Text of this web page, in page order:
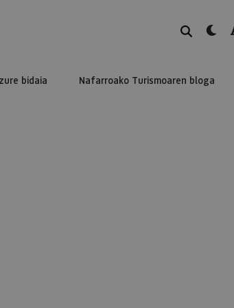
BILATUdark-
bidaia Nafarroako Turismoaren bloga